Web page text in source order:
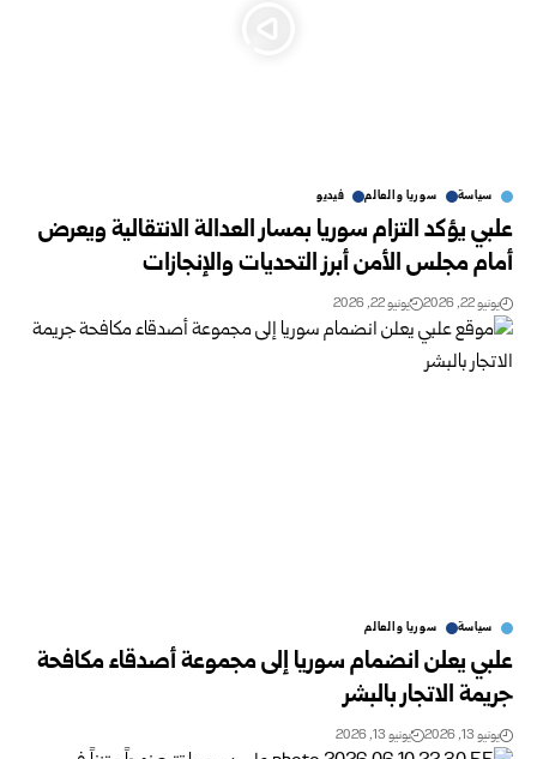
سياسة سوريا والعالم فيديو
علبي يؤكد التزام سوريا بمسار العدالة الانتقالية ويعرض
أمام مجلس الأمن أبرز التحديات والإنجازات
يونيو 22, 2026 يونيو 22, 2026
سياسة سوريا والعالم
علبي يعلن انضمام سوريا إلى مجموعة أصدقاء مكافحة
جريمة الاتجار بالبشر
يونيو 13, 2026 يونيو 13, 2026